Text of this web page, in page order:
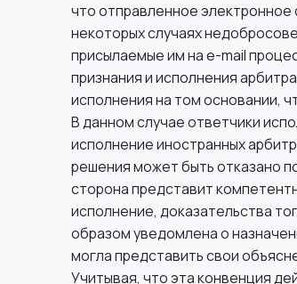
что отправленное
некоторых случаях
присылаемые им на e-mail
признания и исполнения
исполнения на том основании,
В данном случае ответчики
исполнение иностранных
решения может быть отказано
сторона представит
исполнение, доказательства
образом уведомлена о
могла представить свои
Учитывая, что эта конвенция